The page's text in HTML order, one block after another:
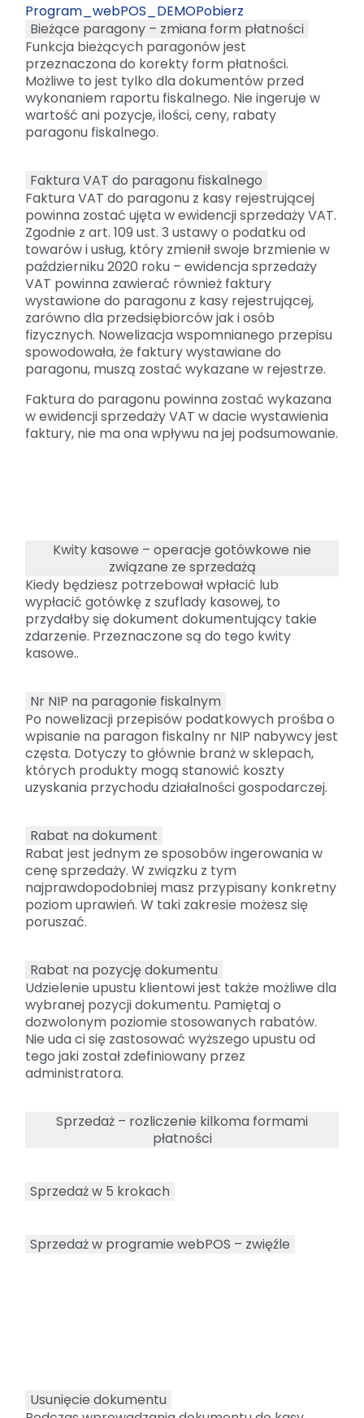
Program_webPOS_DEMOPobierz
Bieżące paragony – zmiana form płatności
Funkcja bieżących paragonów jest
przeznaczona do korekty form płatności.
Możliwe to jest tylko dla dokumentów przed
wykonaniem raportu fiskalnego. Nie ingeruje w
wartość ani pozycje, ilości, ceny, rabaty
paragonu fiskalnego.
Faktura VAT do paragonu fiskalnego
Faktura VAT do paragonu z kasy rejestrującej
powinna zostać ujęta w ewidencji sprzedaży VAT.
Zgodnie z art. 109 ust. 3 ustawy o podatku od
towarów i usług, który zmienił swoje brzmienie w
październiku 2020 roku – ewidencja sprzedaży
VAT powinna zawierać również faktury
wystawione do paragonu z kasy rejestrującej,
zarówno dla przedsiębiorców jak i osób
fizycznych. Nowelizacja wspomnianego przepisu
spowodowała, że faktury wystawiane do
paragonu, muszą zostać wykazane w rejestrze.
Faktura do paragonu powinna zostać wykazana
w ewidencji sprzedaży VAT w dacie wystawienia
faktury, nie ma ona wpływu na jej podsumowanie.
Kwity kasowe – operacje gotówkowe nie
związane ze sprzedażą
Kiedy będziesz potrzebował wpłacić lub
wypłacić gotówkę z szuflady kasowej, to
przydałby się dokument dokumentujący takie
zdarzenie. Przeznaczone są do tego kwity
kasowe..
Nr NIP na paragonie fiskalnym
Po nowelizacji przepisów podatkowych prośba o
wpisanie na paragon fiskalny nr NIP nabywcy jest
częsta. Dotyczy to głównie branż w sklepach,
których produkty mogą stanowić koszty
uzyskania przychodu działalności gospodarczej.
Rabat na dokument
Rabat jest jednym ze sposobów ingerowania w
cenę sprzedaży. W związku z tym
najprawdopodobniej masz przypisany konkretny
poziom uprawień. W taki zakresie możesz się
poruszać.
Rabat na pozycję dokumentu
Udzielenie upustu klientowi jest także możliwe dla
wybranej pozycji dokumentu. Pamiętaj o
dozwolonym poziomie stosowanych rabatów.
Nie uda ci się zastosować wyższego upustu od
tego jaki został zdefiniowany przez
administratora.
Sprzedaż – rozliczenie kilkoma formami
płatności
Sprzedaż w 5 krokach
Sprzedaż w programie webPOS – zwięźle
Usunięcie dokumentu